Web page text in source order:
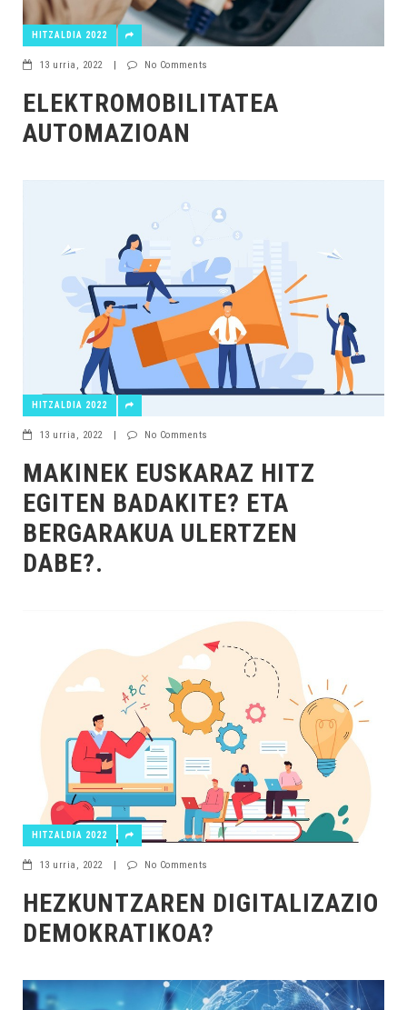
HITZALDIA 2022
13 urria, 2022 | No Comments
ELEKTROMOBILITATEA
AUTOMAZIOAN
HITZALDIA 2022
13 urria, 2022 | No Comments
MAKINEK EUSKARAZ HITZ
EGITEN BADAKITE? ETA
BERGARAKUA ULERTZEN
DABE?.
HITZALDIA 2022
13 urria, 2022 No Comments
HEZKUNTZAREN DIGITALIZAZIO
DEMOKRATIKOA?